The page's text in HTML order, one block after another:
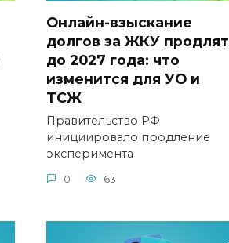
Онлайн-взыскание
долгов за ЖКУ продлят
до 2027 года: что
изменится для УО и
ТСЖ
Правительство РФ
инициировало продление
эксперимента
0 63